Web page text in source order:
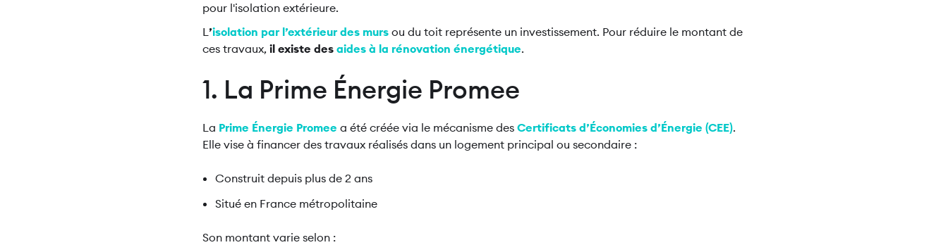
pour l'isolation extérieure.
L’isolation par l’extérieur des murs ou du toit représente un investissement. Pour réduire le montant de
ces travaux, il existe des aides à la rénovation énergétique.
1. La Prime Énergie Promee
La Prime Énergie Promee a été créée via le mécanisme des Certificats d’Économies d’Énergie (CEE).
Elle vise à financer des travaux réalisés dans un logement principal ou secondaire :
Construit depuis plus de 2 ans
Situé en France métropolitaine
Son montant varie selon :